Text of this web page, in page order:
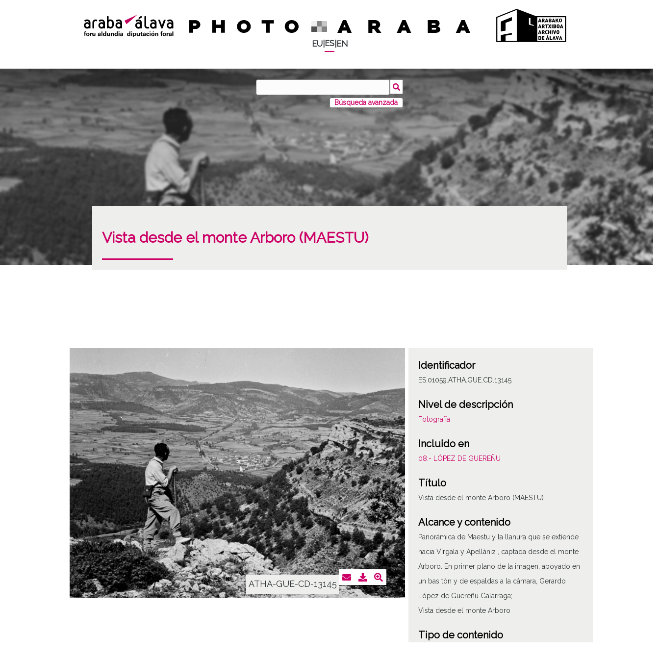
EU| ES| EN
Búsqueda avanzada
Vista desde el monte Arboro (MAESTU)
ATHA-GUE-CD-13145
Identificador
ES.01059.ATHA.GUE.CD.13145
Nivel de descripción
Fotografía
Incluido en
08.- LÓPEZ DE GUEREÑU
Título
Vista desde el monte Arboro (MAESTU)
Alcance y contenido
Panorámica de Maestu y la llanura que se extiende
hacia Vírgala y Apellániz , captada desde el monte
Arboro. En primer plano de la imagen, apoyado en
un bas tón y de espaldas a la cámara, Gerardo
López de Guereñu Galarraga;
Vista desde el monte Arboro
Tipo de contenido